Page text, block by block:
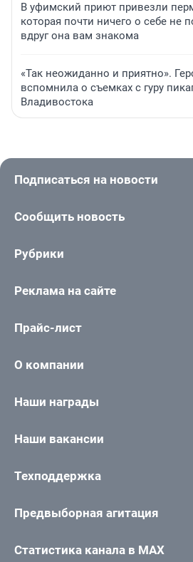
В уфимский приют привезли
которая почти ничего о себе не
вдруг она вам знакома
«Так неожиданно и приятно».
вспомнила о съемках с гуру
Владивостока
Подписаться на новости
Сообщить новость
Рубрики
Реклама на сайте
Прайс-лист
О компании
Наши награды
Наши вакансии
Техподдержка
Предвыборная агитация
Статистика канала в MAX